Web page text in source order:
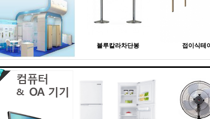
블루칼라차단봉 접이식테